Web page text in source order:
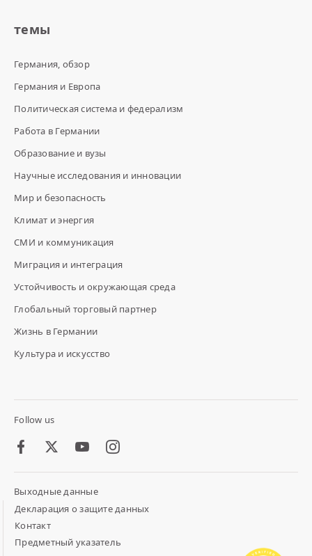
темы
Германия, обзор
Германия и Европа
Политическая система и федерализм
Работа в Германии
Образование и вузы
Научные исследования и инновации
Мир и безопасность
Климат и энергия
СМИ и коммуникация
Миграция и интеграция
Устойчивость и окружающая среда
Глобальный торговый партнер
Жизнь в Германии
Культура и искусство
Follow us
FacebookTwitter Youtube
Footer
Meta
Links
Выходные данные
Декларация о защите данных
Контакт
Предметный указатель